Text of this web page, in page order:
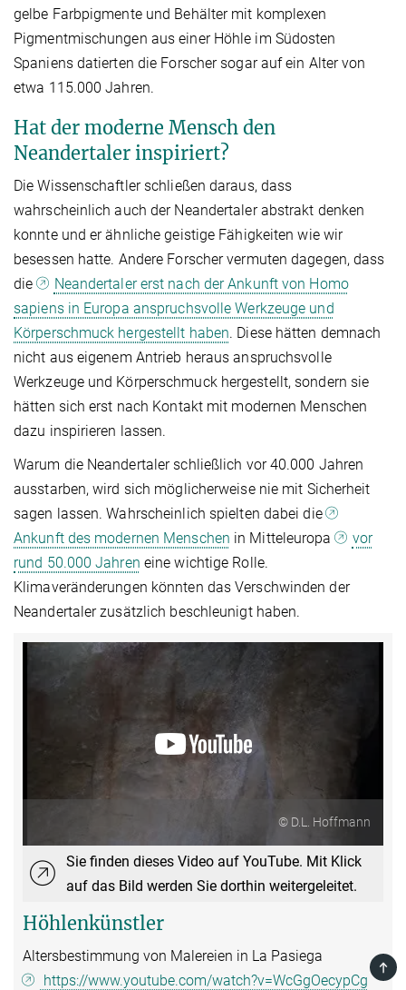
gelbe Farbpigmente und Behälter mit komplexen
Pigmentmischungen aus einer Höhle im Südosten
Spaniens datierten die Forscher sogar auf ein Alter von
etwa 115.000 Jahren.
Hat der moderne Mensch den
Neandertaler inspiriert?
Die Wissenschaftler schließen daraus, dass
wahrscheinlich auch der Neandertaler abstrakt denken
konnte und er ähnliche geistige Fähigkeiten wie wir
besessen hatte. Andere Forscher vermuten dagegen, dass
die
Neandertaler erst nach der Ankunft von Homo
sapiens in Europa anspruchsvolle Werkzeuge und
Körperschmuck hergestellt haben. Diese hätten demnach
nicht aus eigenem Antrieb heraus anspruchsvolle
Werkzeuge und Körperschmuck hergestellt, sondern sie
hätten sich erst nach Kontakt mit modernen Menschen
dazu inspirieren lassen.
Warum die Neandertaler schließlich vor 40.000 Jahren
ausstarben, wird sich möglicherweise nie mit Sicherheit
sagen lassen. Wahrscheinlich spielten dabei die
Ankunft des modernen Menschen in Mitteleuropa
vor
rund 50.000 Jahren eine wichtige Rolle.
Klimaveränderungen könnten das Verschwinden der
Neandertaler zusätzlich beschleunigt haben.
© D.L. Hoffmann
Sie finden dieses Video auf YouTube. Mit Klick
auf das Bild werden Sie dorthin weitergeleitet.
Höhlenkünstler
Altersbestimmung von Malereien in La Pasiega
https://www.youtube.com/watch?v=WcGgOecypCg
TOP